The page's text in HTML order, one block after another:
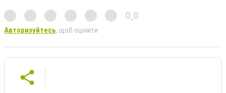
0,0
Авторизуйтесь, щоб оцінити